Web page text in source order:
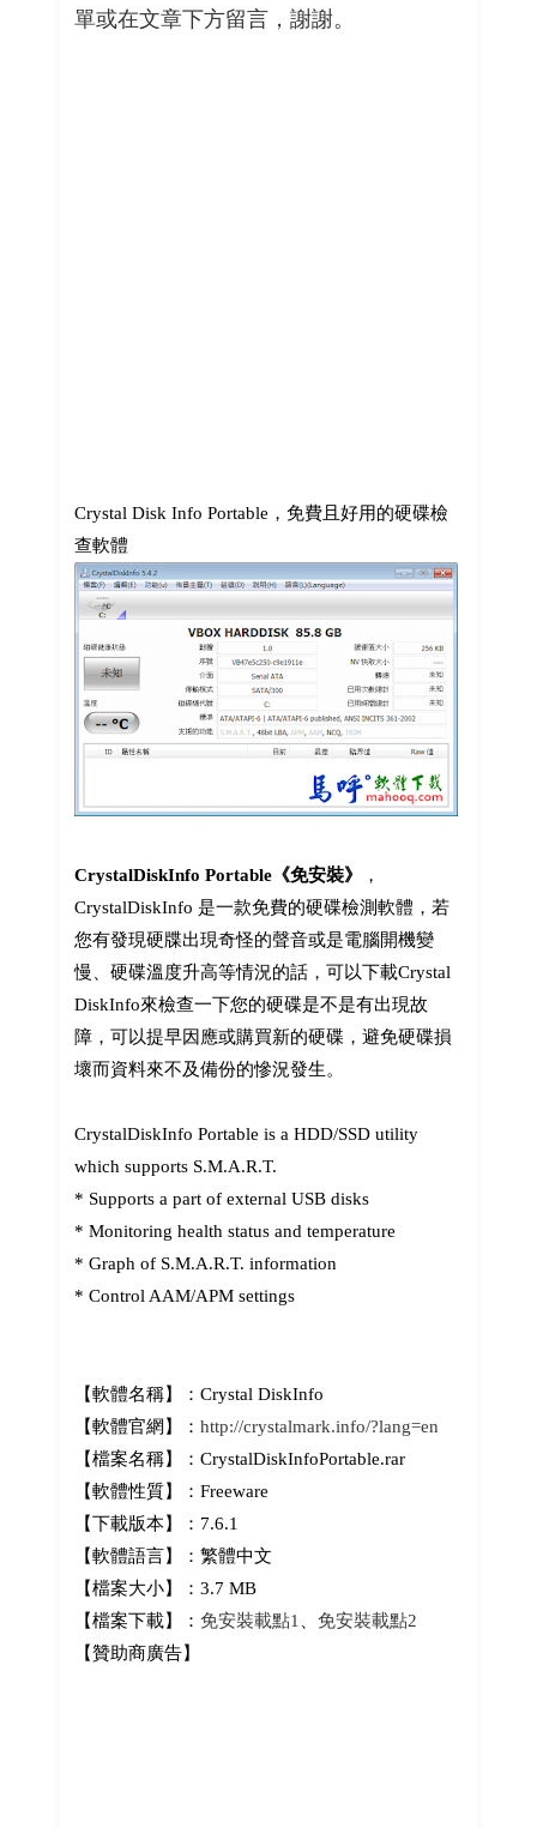
單或在文章下方留言，謝謝。
Crystal Disk Info Portable，免費且好用的硬碟檢
查軟體
CrystalDiskInfo Portable《免安裝》
，
CrystalDiskInfo 是一款免費的硬碟檢測軟體，若
您有發現硬牒出現奇怪的聲音或是電腦開機變
慢、硬碟溫度升高等情況的話，可以下載Crystal
DiskInfo來檢查一下您的硬碟是不是有出現故
障，可以提早因應或購買新的硬碟，避免硬碟損
壞而資料來不及備份的慘況發生。
CrystalDiskInfo Portable is a HDD/SSD utility
which supports S.M.A.R.T.
* Supports a part of external USB disks
* Monitoring health status and temperature
* Graph of S.M.A.R.T. information
* Control AAM/APM settings
【軟體名稱】：Crystal DiskInfo
【軟體官網】： http://crystalmark.info/?lang=en
【檔案名稱】：CrystalDiskInfoPortable.rar
【軟體性質】：Freeware
【下載版本】：7.6.1
【軟體語言】：繁體中文
【檔案大小】：3.7 MB
【檔案下載】： 免安裝載點1、 免安裝載點2
【贊助商廣告】